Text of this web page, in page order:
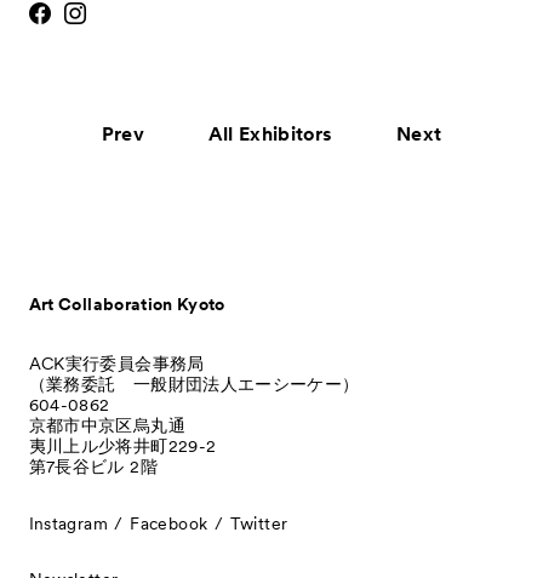
Prev All Exhibitors Next
Art Collaboration Kyoto
ACK実行委員会事務局
（業務委託 一般財団法人エーシーケー）
604-0862
京都市中京区烏丸通
夷川上ル少将井町229-2
第7長谷ビル 2階
Instagram Facebook Twitter